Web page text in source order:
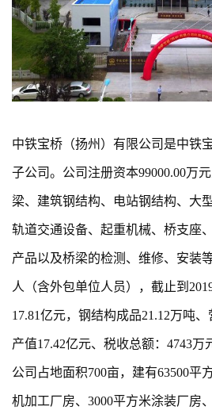
中铁宝桥（扬州）有限公司是中铁
子公司。公司注册资本99000.00万
梁、建筑钢结构、电站钢结构、大
轨道交通设备、起重机械、桥支座
产品以及桥梁的检测、维修、安装
人（含外包单位人员），截止到
17.81亿元，钢结构成品21.12万吨
产值17.42亿元、税收总额：4743万
公司占地面积700亩，建有63500平
机加工厂房、3000平方米涂装厂房